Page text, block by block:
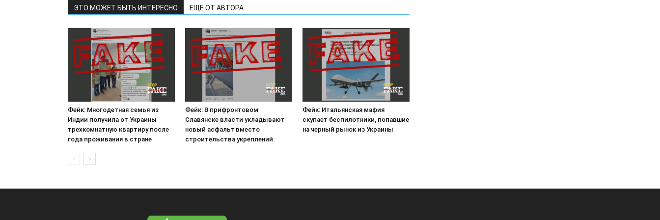
ЭТО МОЖЕТ БЫТЬ ИНТЕРЕСНО ЕЩЕ ОТ АВТОРА
Фейк: Многодетная семья из
Индии получила от Украины
трехкомнатную квартиру после
года проживания в стране
Фейк: В прифронтовом
Славянске власти укладывают
новый асфальт вместо
строительства укреплений
Фейк: Итальянская мафия
скупает беспилотники, попавшие
на черный рынок из Украины